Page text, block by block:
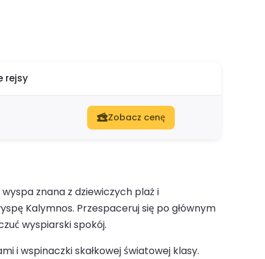
rejsy
Zobacz cenę
znana z dziewiczych plaż i
Kalymnos. Przespaceruj się po głównym
wyspiarski spokój.
i wspinaczki skałkowej światowej klasy.